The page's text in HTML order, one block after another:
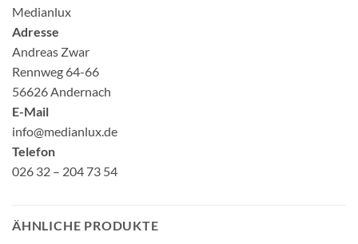
Medianlux
Adresse
Andreas Zwar
Rennweg 64-66
56626 Andernach
E-Mail
info@medianlux.de
Telefon
026 32 – 204 73 54
ÄHNLICHE PRODUKTE